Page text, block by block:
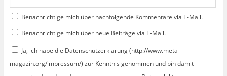
Benachrichtige mich über nachfolgende Kommentare via E-Mail.
Benachrichtige mich über neue Beiträge via E-Mail.
Ja, ich habe die Datenschutzerklärung (http://www.meta-
magazin.org/impressum/) zur Kenntnis genommen und bin damit